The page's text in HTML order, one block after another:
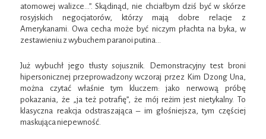
atomowej walizce…”. Skądinąd, nie chciałbym dziś być w skórze
rosyjskich negocjatorów, którzy mają dobre relacje z
Amerykanami. Owa cecha może być niczym płachta na byka, w
zestawieniu z wybuchem paranoi putina…
Już wybuchł jego tłusty sojusznik. Demonstracyjny test broni
hipersonicznej przeprowadzony wczoraj przez Kim Dzong Una,
można czytać właśnie tym kluczem: jako nerwową próbę
pokazania, że „ja też potrafię”, że mój reżim jest nietykalny. To
klasyczna reakcja odstraszająca – im głośniejsza, tym częściej
maskująca niepewność.